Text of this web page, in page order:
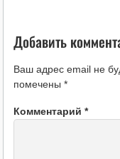
Добавить
Ваш адрес email не
помечены *
Комментарий *